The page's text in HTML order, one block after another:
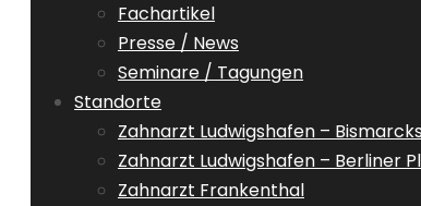
Fachartikel
Presse / News
Seminare / Tagungen
Standorte
Zahnarzt Ludwigshafen –
Zahnarzt Ludwigshafen – Berliner
Zahnarzt Frankenthal